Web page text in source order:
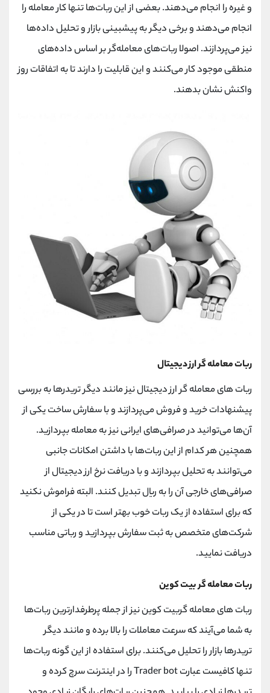
و غیره را انجام می‌دهند. بعضی از این ربات‌ها تنها کار معامله را
انجام می‌دهند و برخی دیگر به پیشبینی بازار و تحلیل داده‌ها
نیز می‌پردازند. اصولا ربات‌های معامله‌گر بر اساس داده‌های
منطقی موجود کار می‌کنند و این قابلیت را دارند تا به اتفاقات روز
واکنش نشان بدهند.
ربات معامله گر ارز دیجیتال
ربات های معامله گر ارز دیجیتال نیز مانند دیگر تریدرها به بررسی
پیشنهادات خرید و فروش می‌پردازند و با سفارش ساخت یکی از
آن‌ها می‌توانید در صرافی‌های ایرانی نیز به معامله بپردازید.
همچنین هر کدام از این ربات‌ها با داشتن امکانات جانبی
می‌توانند به تحلیل بپردازند و با دریافت نرخ ارز دیجیتال از
صرافی‌های خارجی آن را به ریال تبدیل کنند. البته فراموش نکنید
که برای استفاده از یک ربات خوب بهتر است تا در یکی از
شرکت‌های متخصص به ثبت سفارش بپردازید و رباتی مناسب
دریافت نمایید.
ربات معامله گر بیت کوین
ربات های معامله گربیت کوین نیز از جمله پرطرفدارترین ربات‌ها
به شما می‌آیند که سرعت معاملات را بالا برده و مانند دیگر
تریدرها بازار را تحلیل می‌کنند. برای استفاده از این گونه ربات‌ها
تنها کافیست عبارت Trader bot را در اینترنت سرچ کرده و